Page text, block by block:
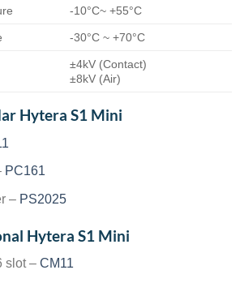
-10°C~ +55°C
-30°C ~ +70°C
±4kV (Contact)
±8kV (Air)
Hytera S1 Mini
PC161
– PS2025
Hytera S1 Mini
slot – CM11